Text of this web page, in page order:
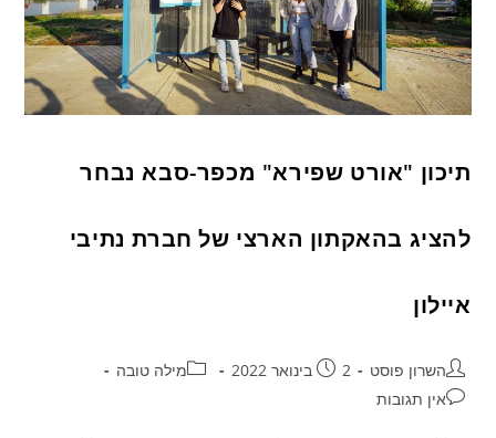
תיכון "אורט שפירא" מכפר-סבא נבחר
להציג בהאקתון הארצי של חברת נתיבי
איילון
השרון פוסט 2 בינואר 2022
מילה טובה
אין תגובות